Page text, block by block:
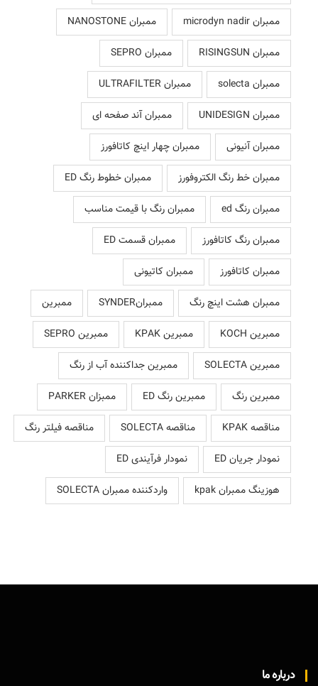
ممبران microdyn nadir
ممبران NANOSTONE
ممبران RISINGSUN
ممبران SEPRO
ممبران solecta
ممبران ULTRAFILTER
ممبران UNIDESIGN
ممبران آند صفحه ای
ممبران آنیونی
ممبران چهار اینچ کاتافورز
ممبران خط رنگ الکتروفورز
ممبران خطوط رنگ ED
ممبران رنگ ed
ممبران رنگ با قیمت مناسب
ممبران رنگ کاتافورز
ممبران قسمت ED
ممبران کاتافورز
ممبران کاتیونی
ممبران هشت اینچ رنگ
ممبرانSYNDER
ممبرین
ممبرین KOCH
ممبرین KPAK
ممبرین SEPRO
ممبرین SOLECTA
ممبرین جداکننده آب از رنگ
ممبرین رنگ
ممبرین رنگ ED
ممبزان PARKER
مناقصه KPAK
مناقصه SOLECTA
مناقصه فیلتر رنگ
نمودار جریان ED
نمودار فرآیندی ED
هوزینگ ممبران kpak
واردکننده ممبران SOLECTA
درباره ما